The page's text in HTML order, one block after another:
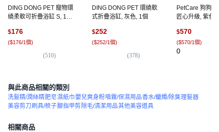
DING DONG PET 寵物環
繞柔軟可折疊浴缸 S, 1個,
$176
($176/1個)
(510)
DING DONG PET 環繞軟
式折疊浴缸, 灰色, 1個
$252
($252/1個)
(378)
PetCare 狗狗自
匠心升級, 紫色,
$570
($570/1個)
0
與此商品相關的類別
洗髮精/潤絲精肥皂濕紙巾嬰兒爽身粉噴霧/保濕用品香水/蠟燭/除臭理髮器
美容剪刀刷具/梳子腳指甲剪 除毛/清潔用品其他美容道具
相關商品